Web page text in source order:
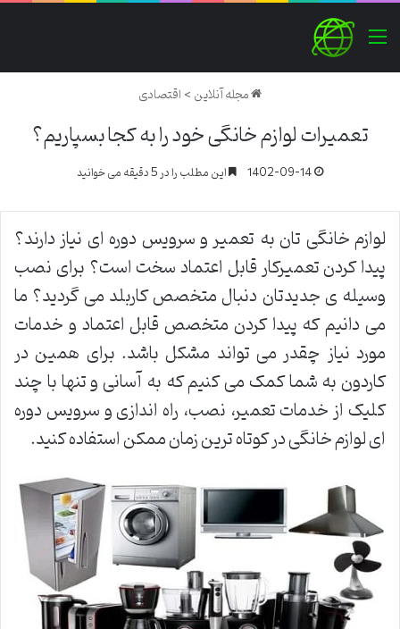
منو
مجله آنلاین>اقتصادی
تعمیرات لوازم خانگی خود را به کجا بسپاریم؟
1402-09-14 این مطلب را در 5 دقیقه می خوانید
لوازم خانگی تان به تعمیر و سرویس دوره ای نیاز دارند؟
پیدا کردن تعمیرکار قابل اعتماد سخت است؟ برای نصب
وسیله ی جدیدتان دنبال متخصص کاربلد می گردید؟ ما
می دانیم که پیدا کردن متخصص قابل اعتماد و خدمات
مورد نیاز چقدر می تواند مشکل باشد. برای همین در
کاردون به شما کمک می کنیم که به آسانی و تنها با چند
کلیک از خدمات تعمیر، نصب، راه اندازی و سرویس دوره
ای لوازم خانگی در کوتاه ترین زمان ممکن استفاده کنید.